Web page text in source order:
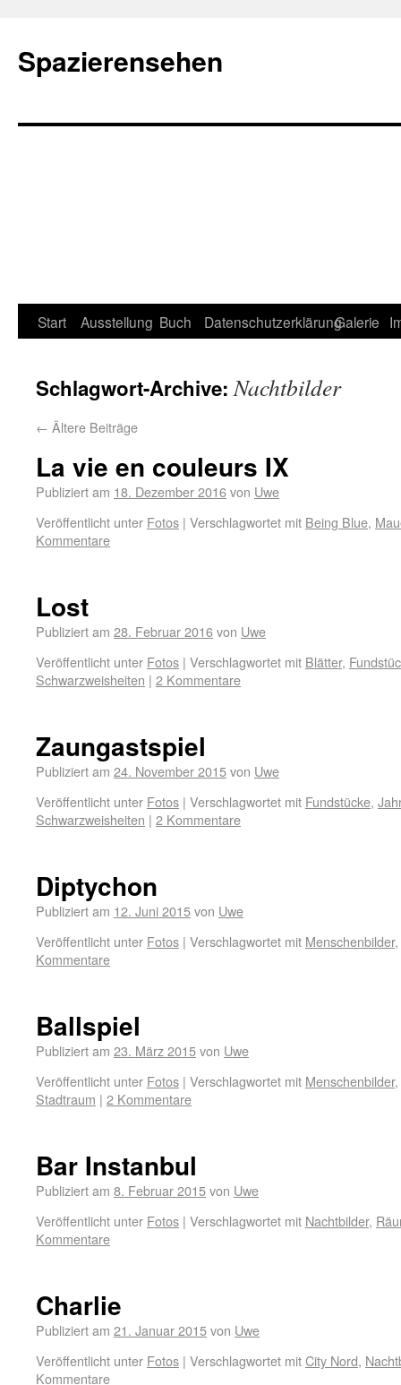
Spazierensehen
Start Ausstellung Buch DatenschutzerklärungGalerie
Schlagwort-Archive:Nachtbilder
← Ältere Beiträge
La vie en couleurs IX
Publiziert am 18. Dezember 2016von Uwe
Veröffentlicht unter Fotos | Verschlagwortet mit Being Blue,
Kommentare
Lost
Publiziert am 28. Februar 2016von Uwe
Veröffentlicht unter Fotos | Verschlagwortet mit Blätter,
Schwarzweisheiten | 2 Kommentare
Zaungastspiel
Publiziert am 24. November 2015von Uwe
Veröffentlicht unter Fotos | Verschlagwortet mit Fundstücke,
Schwarzweisheiten | 2 Kommentare
Diptychon
Publiziert am 12. Juni 2015von Uwe
Veröffentlicht unter Fotos | Verschlagwortet mit Menschenbilder,
Kommentare
Ballspiel
Publiziert am 23. März 2015von Uwe
Veröffentlicht unter Fotos | Verschlagwortet mit Menschenbilder,
Stadtraum | 2 Kommentare
Bar Instanbul
Publiziert am 8. Februar 2015von Uwe
Veröffentlicht unter Fotos | Verschlagwortet mit Nachtbilder,
Kommentare
Charlie
Publiziert am 21. Januar 2015von Uwe
Veröffentlicht unter Fotos | Verschlagwortet mitCity Nord,
Kommentare